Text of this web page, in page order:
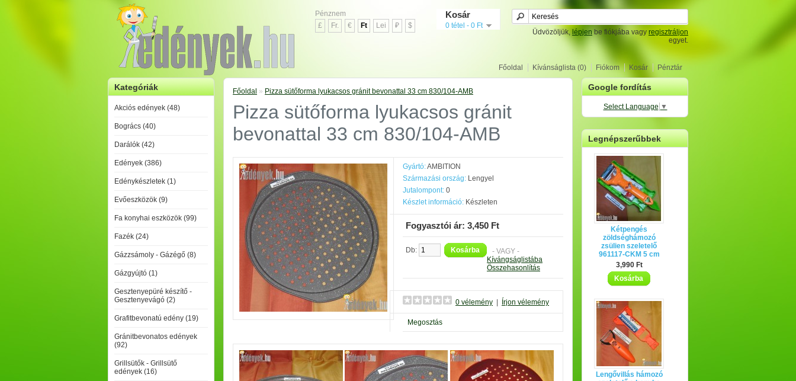
Pénznem
£
Fr. € Ft Lei ₽ $
Kosár
0 tétel - 0 Ft
Üdvözöljük, lépjenbe fiókjába vagy regisztráljon
egyet.
Főoldal Kívánságlista (0) Fiókom Kosár Pénztár
Kategóriák
Akciós edények (48)
Bogrács (40)
Darálók (42)
Edények (386)
Edénykészletek (1)
Evőeszközök (9)
Fa konyhai eszközök (99)
Fazék (24)
Gázzsámoly - Gázégő (8)
Gázgyújtó (1)
Gesztenyepüré készítő -
Gesztenyevágó (2)
Grafitbevonatú edény (19)
Gránitbevonatos edények
(92)
Grillsütők - Grillsütő
edények (16)
Google fordítás
Select Language ▼
Legnépszerűbbek
Kétpengés
zöldséghámozó
zsülien szeletelő
961117-CKM 5 cm
3,990 Ft
Kosárba
Lengővillás hámozó
Főoldal » Pizza sütőforma lyukacsos gránit bevonattal 33 cm 830/104-AMB
Pizza sütőforma lyukacsos gránit
bevonattal 33 cm 830/104-AMB
Gyártó:AMBITION
Származási ország: Lengyel
Jutalompont: 0
Készlet információ: Készleten
Fogyasztói ár: 3,450 Ft
Db: Kosárba
- VAGY -
Kívángságlistába
Összehasonlítás
0 vélemény Írjon vélemény
Megosztás